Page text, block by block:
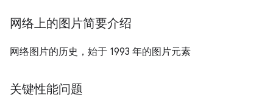
网络上的图片简要介绍
网络图片的历史，始于 1993 年的图片元素
关键性能问题